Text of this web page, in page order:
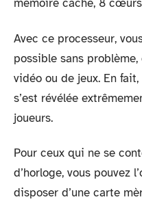
mémoire cache, 8
Avec ce processeur,
possible sans problème,
vidéo ou de jeux. En
s’est révélée
joueurs.
Pour ceux qui ne se
d’horloge, vous pouvez
disposer d’une carte